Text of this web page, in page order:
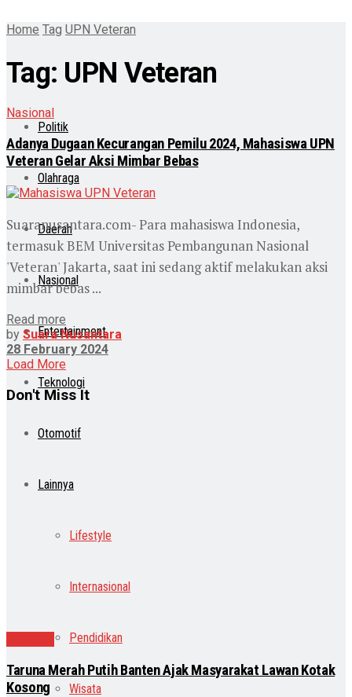
Politik
Olahraga
Daerah
Nasional
Entertainment
Teknologi
Otomotif
Lainnya
Lifestyle
Internasional
Pendidikan
Wisata
Home Tag UPN Veteran
Tag: UPN Veteran
Nasional
Adanya Dugaan Kecurangan Pemilu 2024, Mahasiswa UPN
Veteran Gelar Aksi Mimbar Bebas
Suaranusantara.com- Para mahasiswa Indonesia,
termasuk BEM Universitas Pembangunan Nasional
'Veteran' Jakarta, saat ini sedang aktif melakukan aksi
mimbar bebas ...
Read more
by Suara Nusantara
28 February 2024
Load More
Don't Miss It
Taruna Merah Putih Banten Ajak Masyarakat Lawan Kotak
Kosong